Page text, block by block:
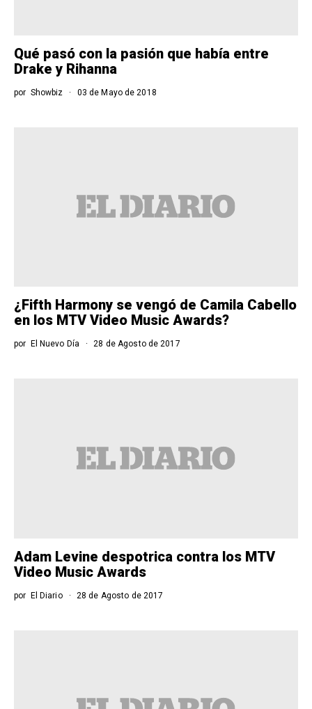
Qué pasó con la pasión que había entre
Drake y Rihanna
por Showbiz 03 de Mayo de 2018
¿Fifth Harmony se vengó de Camila Cabello
en los MTV Video Music Awards?
por El Nuevo Día 28 de Agosto de 2017
Adam Levine despotrica contra los MTV
Video Music Awards
por El Diario 28 de Agosto de 2017